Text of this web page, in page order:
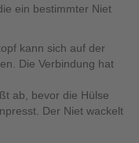
ein bestimmter Niet
kann sich auf der
Die Verbindung hat
ab, bevor die Hülse
Der Niet wackelt